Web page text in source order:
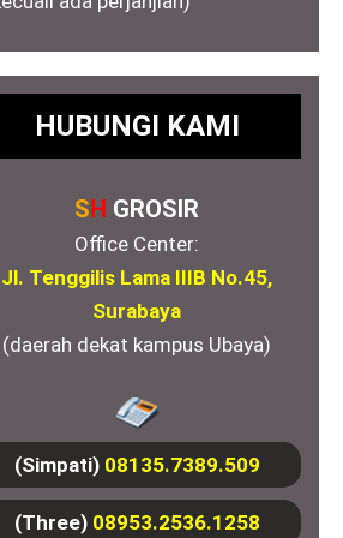
HUBUNGI KAMI
SH GROSIR
Office Center:
Jl. Tenggilis Lama IIIB No.45,
Surabaya
(daerah dekat kampus Ubaya)
(Simpati) 08135.7389.509
(Three) 08953.2536.1258